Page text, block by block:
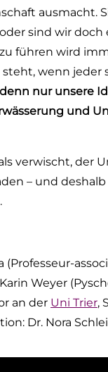
ausmacht.
sind wir
führen wird
wenn jeder
nur unsere
und
verwischt, der
– und
(Professeur-
Weyer
an der Uni Trier,
Dr. Nora